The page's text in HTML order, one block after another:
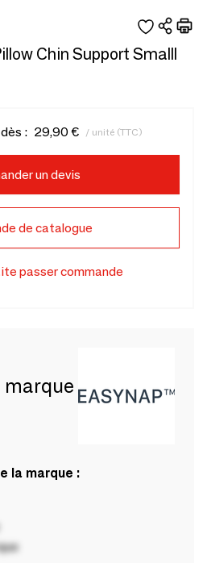
Chin Support Smalll
: 29,90 € / unité (TTC)
un devis
de catalogue
passer commande
marque
la marque :